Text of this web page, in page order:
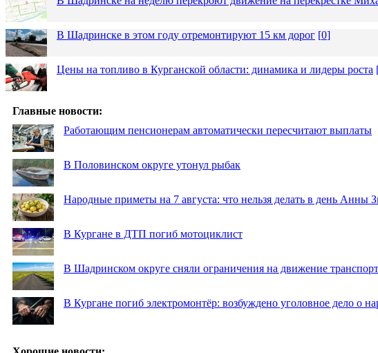
В Шадринске в этом году отремонтируют 15 км дорог [0]
Цены на топливо в Курганской области: динамика и лидеры роста
Главные новости:
Работающим пенсионерам автоматически пересчитают выплаты
В Половинском округе утонул рыбак
Народные приметы на 7 августа: что нельзя делать в день Анны
В Кургане в ДТП погиб мотоциклист
В Шадринском округе сняли ограничения на движение
В Кургане погиб электромонтёр: возбуждено уголовное дело о